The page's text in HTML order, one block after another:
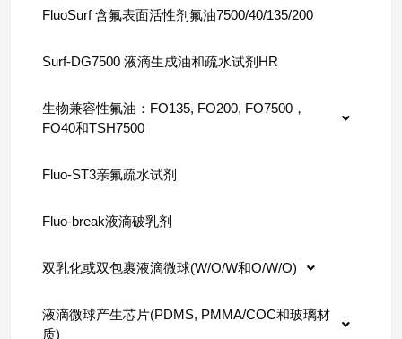
FluoSurf 含氟表面活性剂氟油7500/40/135/200
Surf-DG7500 液滴生成油和疏水试剂HR
生物兼容性氟油：FO135, FO200, FO7500，
FO40和TSH7500
Fluo-ST3亲氟疏水试剂
Fluo-break液滴破乳剂
双乳化或双包裹液滴微球(W/O/W和O/W/O)
液滴微球产生芯片(PDMS, PMMA/COC和玻璃材
质)